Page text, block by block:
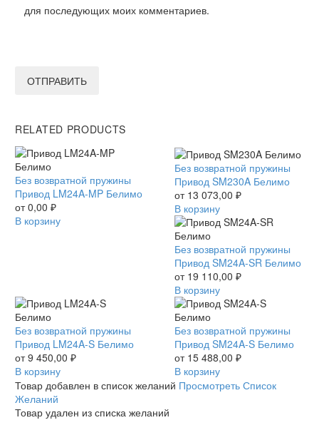
для последующих моих комментариев.
ОТПРАВИТЬ
RELATED PRODUCTS
Привод
LM24A-
MP
Белимо
Без возвратной пружины
Привод LM24A-MP Белимо
от0,00 ₽
В корзину
Привод
SM230A
Белимо
Без возвратной пружины
Привод SM230A Белимо
от 13 073,00 ₽
В корзину
Привод
SM24A-
SR
Белимо
Без возвратной пружины
Привод SM24A-SR Белимо
от 19 110,00 ₽
В корзину
Привод
LM24A-
S
Белимо
Без возвратной пружины
Привод LM24A-S Белимо
от9 450,00 ₽
В корзину
Привод
SM24A-
S
Белимо
Без возвратной пружины
Привод SM24A-S Белимо
от 15 488,00 ₽
В корзину
Товар добавлен в список желаний Просмотреть Список
Желаний
Товар удален из списка желаний